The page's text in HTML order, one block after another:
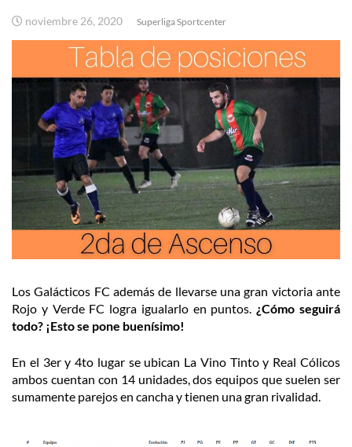
noviembre 26, 2020 Superliga Sportcenter
Los Galácticos FC además de llevarse una gran victoria ante
Rojo y Verde FC logra igualarlo en puntos. ¿Cómo seguirá
todo? ¡Esto se pone buenísimo!
En el 3er y 4to lugar se ubican La Vino Tinto y Real Cólicos
ambos cuentan con 14 unidades, dos equipos que suelen ser
sumamente parejos en cancha y tienen una gran rivalidad.